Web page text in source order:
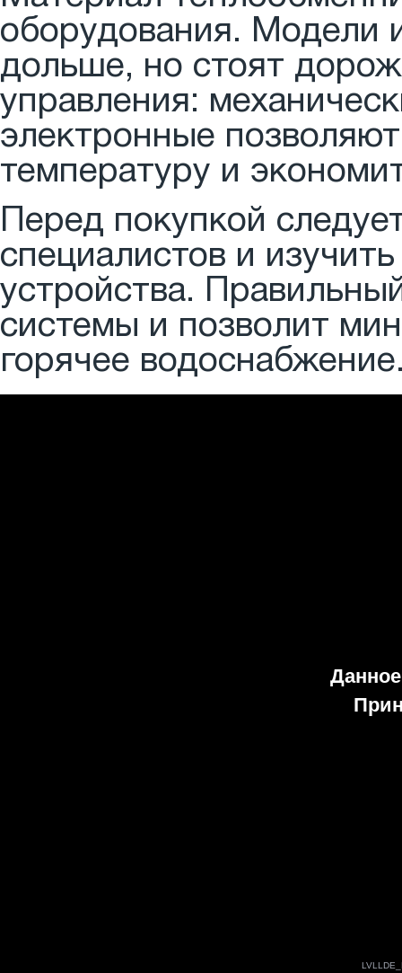
оборудования. Модели
дольше, но стоят
управления:
электронные
температуру и
Перед покупкой
специалистов и
устройства.
системы и позволит
горячее